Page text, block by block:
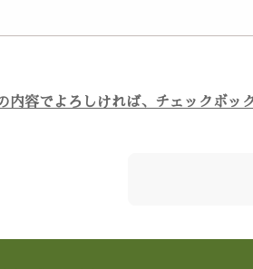
内容でよろしければ、チェックボッ